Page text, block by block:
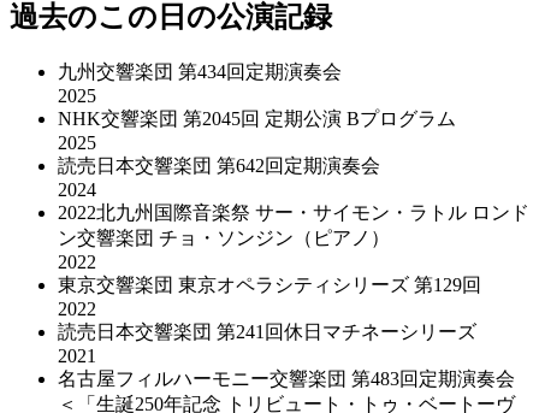
過去のこの日の公演記録
九州交響楽団 第434回定期演奏会
2025
NHK交響楽団 第2045回 定期公演 Bプログラム
2025
読売日本交響楽団 第642回定期演奏会
2024
2022北九州国際音楽祭 サー・サイモン・ラトル ロンド
ン交響楽団 チョ・ソンジン（ピアノ）
2022
東京交響楽団 東京オペラシティシリーズ 第129回
2022
読売日本交響楽団 第241回休日マチネーシリーズ
2021
名古屋フィルハーモニー交響楽団 第483回定期演奏会
＜「生誕250年記念 トリビュート・トゥ・ベートーヴ